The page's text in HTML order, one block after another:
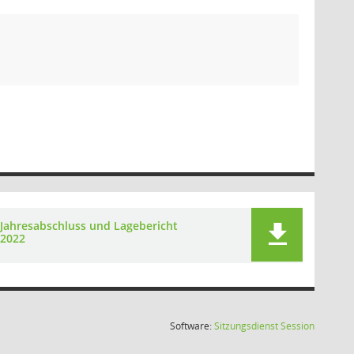
Jahresabschluss und Lagebericht
2022
Software:SitzungsdienstSession(Wird in